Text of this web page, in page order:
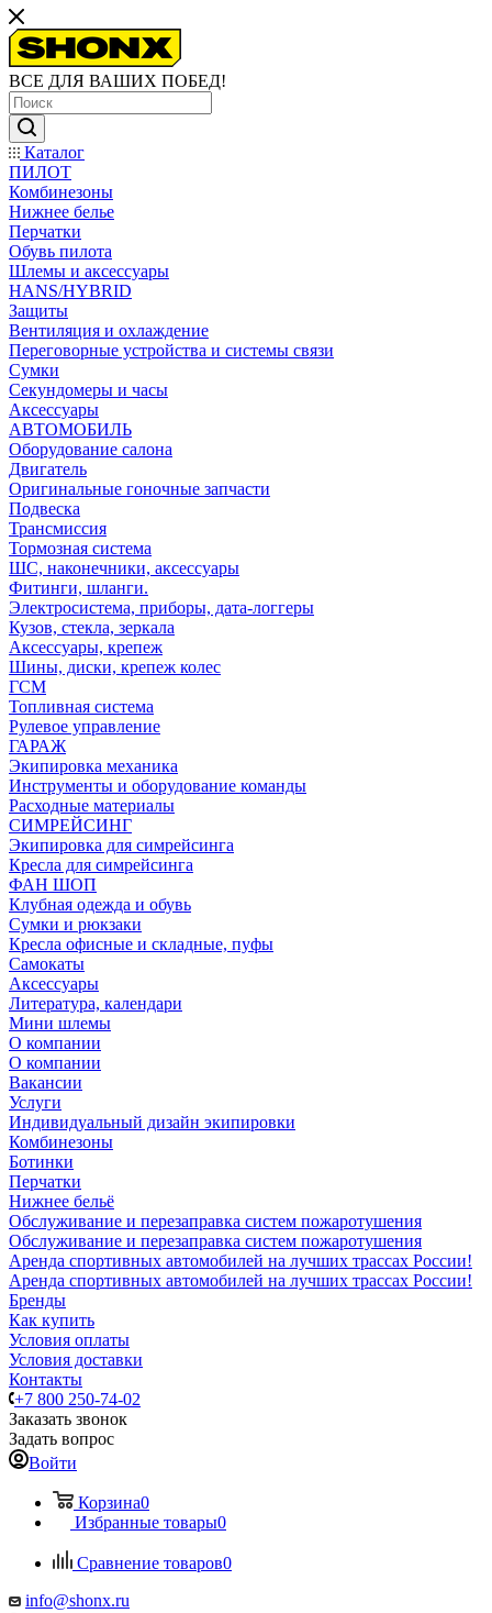
ВСЕ ДЛЯ ВАШИХ ПОБЕД!
Каталог
ПИЛОТ
Комбинезоны
Нижнее белье
Перчатки
Обувь пилота
Шлемы и аксессуары
HANS/HYBRID
Защиты
Вентиляция и охлаждение
Переговорные устройства и системы связи
Сумки
Секундомеры и часы
Аксессуары
АВТОМОБИЛЬ
Оборудование салона
Двигатель
Оригинальные гоночные запчасти
Подвеска
Трансмиссия
Тормозная система
ШС, наконечники, аксессуары
Фитинги, шланги.
Электросистема, приборы, дата-логгеры
Кузов, стекла, зеркала
Аксессуары, крепеж
Шины, диски, крепеж колес
ГСМ
Топливная система
Рулевое управление
ГАРАЖ
Экипировка механика
Инструменты и оборудование команды
Расходные материалы
СИМРЕЙСИНГ
Экипировка для симрейсинга
Кресла для симрейсинга
ФАН ШОП
Клубная одежда и обувь
Сумки и рюкзаки
Кресла офисные и складные, пуфы
Самокаты
Аксессуары
Литература, календари
Мини шлемы
О компании
О компании
Вакансии
Услуги
Индивидуальный дизайн экипировки
Комбинезоны
Ботинки
Перчатки
Нижнее бельё
Обслуживание и перезаправка систем пожаротушения
Обслуживание и перезаправка систем пожаротушения
Аренда спортивных автомобилей на лучших трассах России!
Аренда спортивных автомобилей на лучших трассах России!
Бренды
Как купить
Условия оплаты
Условия доставки
Контакты
+7 800 250-74-02
Заказать звонок
Задать вопрос
Войти
Корзина0
Избранные товары0
Сравнение товаров0
info@shonx.ru